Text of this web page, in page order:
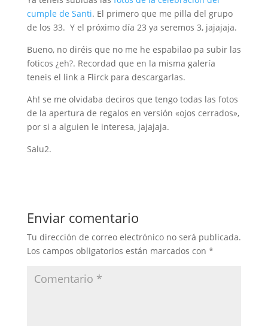
cumple de Santi. El primero que me pilla del grupo
de los 33. Y el próximo día 23 ya seremos 3, jajajaja.
Bueno, no diréis que no me he espabilao pa subir las
foticos ¿eh?. Recordad que en la misma galería
teneis el link a Flirck para descargarlas.
Ah! se me olvidaba deciros que tengo todas las fotos
de la apertura de regalos en versión «ojos cerrados»,
por si a alguien le interesa, jajajaja.
Salu2.
Enviar comentario
Tu dirección de correo electrónico no será publicada.
Los campos obligatorios están marcados con *